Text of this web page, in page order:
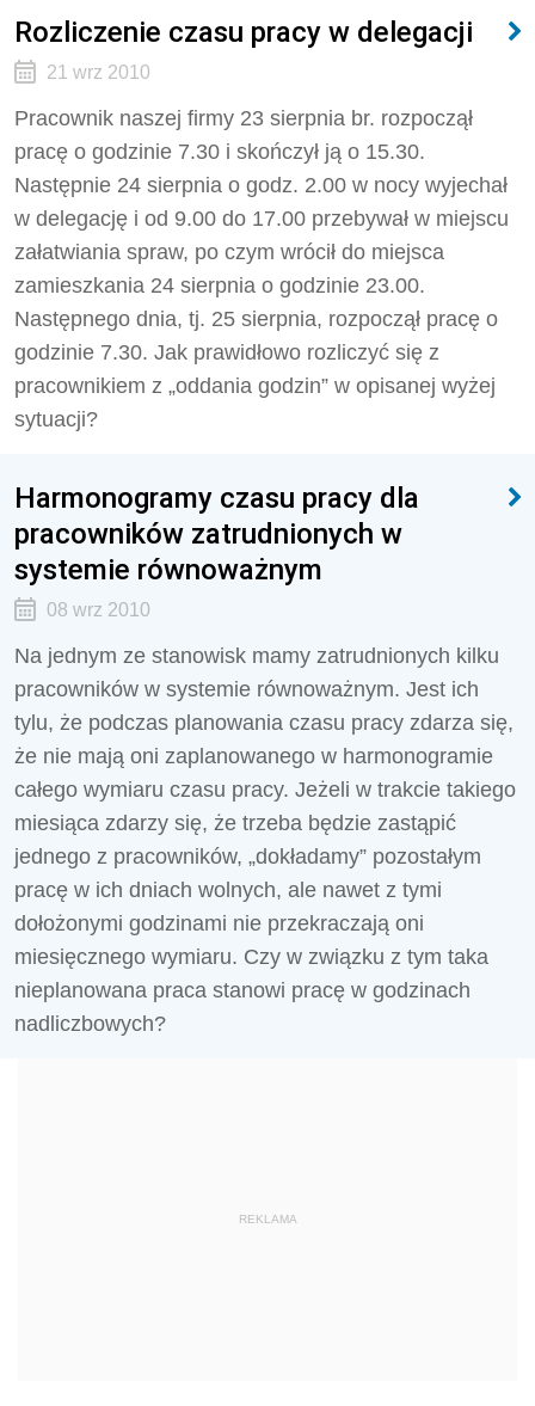
Rozliczenie czasu pracy w delegacji
21 wrz 2010
Pracownik naszej firmy 23 sierpnia br. rozpoczął
pracę o godzinie 7.30 i skończył ją o 15.30.
Następnie 24 sierpnia o godz. 2.00 w nocy wyjechał
w delegację i od 9.00 do 17.00 przebywał w miejscu
załatwiania spraw, po czym wrócił do miejsca
zamieszkania 24 sierpnia o godzinie 23.00.
Następnego dnia, tj. 25 sierpnia, rozpoczął pracę o
godzinie 7.30. Jak prawidłowo rozliczyć się z
pracownikiem z „oddania godzin” w opisanej wyżej
sytuacji?
Harmonogramy czasu pracy dla
pracowników zatrudnionych w
systemie równoważnym
08 wrz 2010
Na jednym ze stanowisk mamy zatrudnionych kilku
pracowników w systemie równoważnym. Jest ich
tylu, że podczas planowania czasu pracy zdarza się,
że nie mają oni zaplanowanego w harmonogramie
całego wymiaru czasu pracy. Jeżeli w trakcie takiego
miesiąca zdarzy się, że trzeba będzie zastąpić
jednego z pracowników, „dokładamy” pozostałym
pracę w ich dniach wolnych, ale nawet z tymi
dołożonymi godzinami nie przekraczają oni
miesięcznego wymiaru. Czy w związku z tym taka
nieplanowana praca stanowi pracę w godzinach
nadliczbowych?
REKLAMA